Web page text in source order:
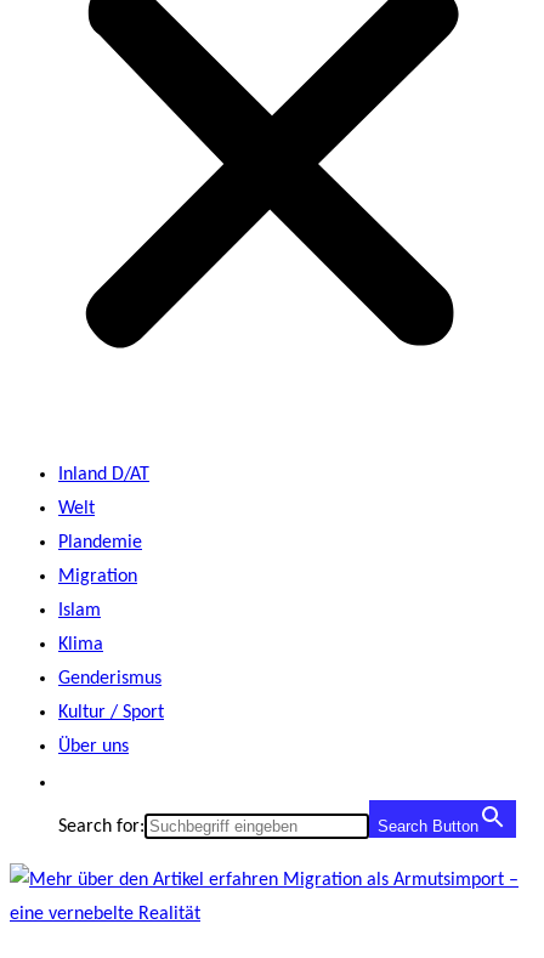
Inland D/AT
Welt
Plandemie
Migration
Islam
Klima
Genderismus
Kultur / Sport
Über uns
Search for: Search Button